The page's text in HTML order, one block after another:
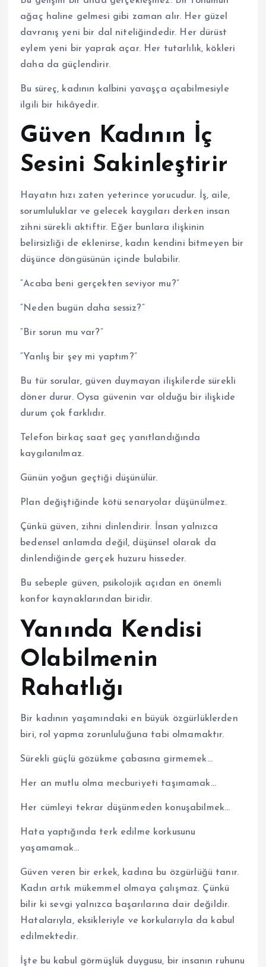
ağaç haline gelmesi gibi zaman alır. Her güzel
davranış yeni bir dal niteliğindedir. Her dürüst
eylem yeni bir yaprak açar. Her tutarlılık, kökleri
daha da güçlendirir.
Bu süreç, kadının kalbini yavaşça açabilmesiyle
ilgili bir hikâyedir.
Güven Kadının İç
Sesini Sakinleştirir
Hayatın hızı zaten yeterince yorucudur. İş, aile,
sorumluluklar ve gelecek kaygıları derken insan
zihni sürekli aktiftir. Eğer bunlara ilişkinin
belirsizliği de eklenirse, kadın kendini bitmeyen bir
düşünce döngüsünün içinde bulabilir.
“Acaba beni gerçekten seviyor mu?”
“Neden bugün daha sessiz?”
“Bir sorun mu var?”
“Yanlış bir şey mi yaptım?”
Bu tür sorular, güven duymayan ilişkilerde sürekli
döner durur. Oysa güvenin var olduğu bir ilişkide
durum çok farklıdır.
Telefon birkaç saat geç yanıtlandığında
kaygılanılmaz.
Günün yoğun geçtiği düşünülür.
Plan değiştiğinde kötü senaryolar düşünülmez.
Çünkü güven, zihni dinlendirir. İnsan yalnızca
bedensel anlamda değil, düşünsel olarak da
dinlendiğinde gerçek huzuru hisseder.
Bu sebeple güven, psikolojik açıdan en önemli
konfor kaynaklarından biridir.
Yanında Kendisi
Olabilmenin
Rahatlığı
Bir kadının yaşamındaki en büyük özgürlüklerden
biri, rol yapma zorunluluğuna tabi olmamaktır.
Sürekli güçlü gözükme çabasına girmemek…
Her an mutlu olma mecburiyeti taşımamak…
Her cümleyi tekrar düşünmeden konuşabilmek…
Hata yaptığında terk edilme korkusunu
yaşamamak…
Güven veren bir erkek, kadına bu özgürlüğü tanır.
Kadın artık mükemmel olmaya çalışmaz. Çünkü
bilir ki sevgi yalnızca başarılarına dair değildir.
Hatalarıyla, eksikleriyle ve korkularıyla da kabul
edilmektedir.
İşte bu kabul görmüşlük duygusu, bir insanın ruhunu